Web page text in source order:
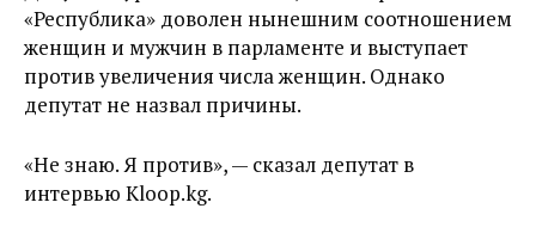
«Республика» доволен нынешним соотношением
женщин и мужчин в парламенте и выступает
против увеличения числа женщин. Однако
депутат не назвал причины.
«Не знаю. Я против», — сказал депутат в
интервью Kloop.kg.